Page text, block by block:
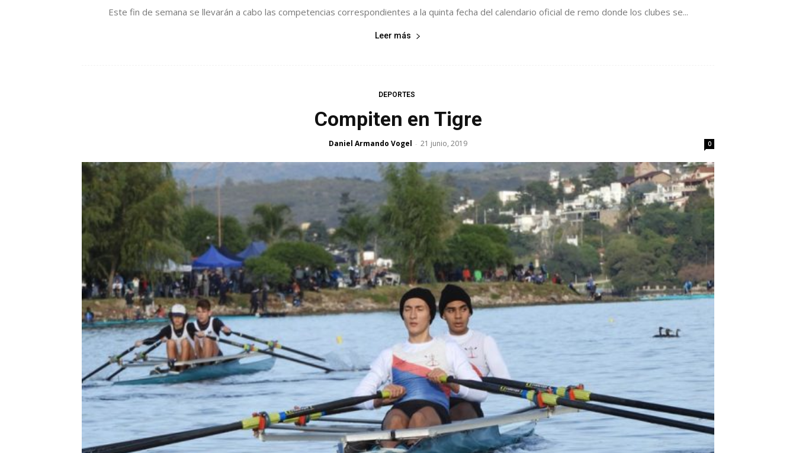
Este fin de semana se llevarán a cabo las competencias correspondientes a la quinta fecha del calendario oficial de remo donde los clubes se...
Leer más
DEPORTES
Compiten en Tigre
Daniel Armando Vogel - 21 junio, 2019 0